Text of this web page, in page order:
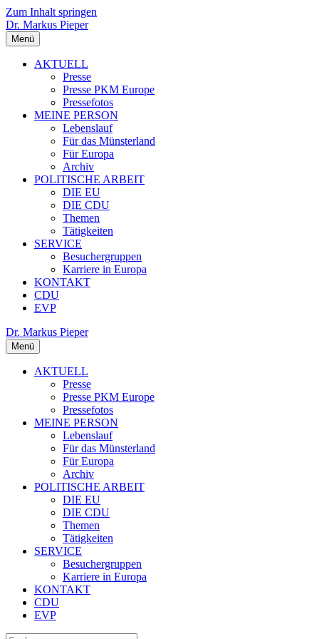
Zum Inhalt springen
Dr. Markus Pieper
Menü
AKTUELL
Presse
Presse PKM Europe
Pressefotos
MEINE PERSON
Lebenslauf
Für das Münsterland
Für Europa
Archiv
POLITISCHE ARBEIT
DIE EU
DIE CDU
Themen
Tätigkeiten
SERVICE
Besuchergruppen
Karriere in Europa
KONTAKT
CDU
EVP
Dr. Markus Pieper
Menü
AKTUELL
Presse
Presse PKM Europe
Pressefotos
MEINE PERSON
Lebenslauf
Für das Münsterland
Für Europa
Archiv
POLITISCHE ARBEIT
DIE EU
DIE CDU
Themen
Tätigkeiten
SERVICE
Besuchergruppen
Karriere in Europa
KONTAKT
CDU
EVP